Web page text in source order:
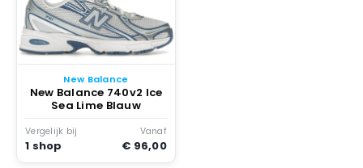
New Balance
New Balance 740v2 Ice
Sea Lime Blauw
Vergelijk bij
1 shop
Vanaf
€ 96,00